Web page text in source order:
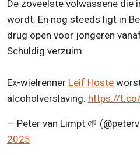
De zoveelste volwassene die
wordt. En nog steeds ligt in
drug open voor jongeren
Schuldig verzuim.
Ex-wielrenner Leif Hoste
alcoholverslaving. https://
— Peter van Limpt 🌱
2025